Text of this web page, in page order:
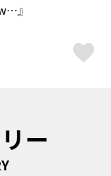
』
ー